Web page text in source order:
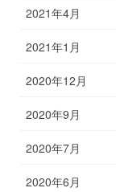
2021年4月
2021年1月
2020年12月
2020年9月
2020年7月
2020年6月